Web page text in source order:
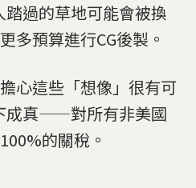
踏過的草地可能會被換
多預算進行CG後製。
心這些「想像」很有可
成真——對所有非美國
的關稅。